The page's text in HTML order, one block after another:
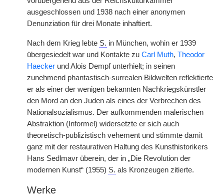
ausgeschlossen und 1938 nach einer anonymen
Denunziation für drei Monate inhaftiert.
Nach dem Krieg lebte S. in München, wohin er 1939
übergesiedelt war und Kontakte zu Carl Muth, Theodor
Haecker und Alois Dempf unterhielt; in seinen
zunehmend phantastisch-surrealen Bildwelten reflektierte
er als einer der wenigen bekannten Nachkriegskünstler
den Mord an den Juden als eines der Verbrechen des
Nationalsozialismus. Der aufkommenden malerischen
Abstraktion (Informel) widersetzte er sich auch
theoretisch-publizistisch vehement und stimmte damit
ganz mit der restaurativen Haltung des Kunsthistorikers
Hans Sedlmavr überein, der in „Die Revolution der
modernen Kunst“ (1955) S. als Kronzeugen zitierte.
Werke